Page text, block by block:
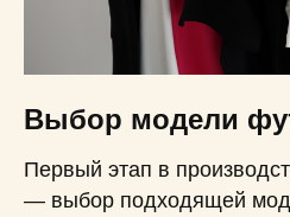
Выбор модели
Первый этап в
— выбор подходящей